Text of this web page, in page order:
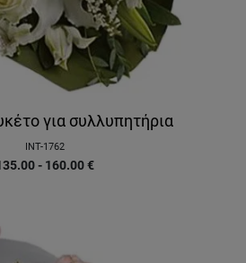
για συλλυπητήρια
INT-1762
- 160.00€